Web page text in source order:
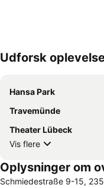
Udforsk
Hansa Park
Travemünde
Theater Lübeck
Vis flere
Oplysninger om
Schmiedestraße 9-15,